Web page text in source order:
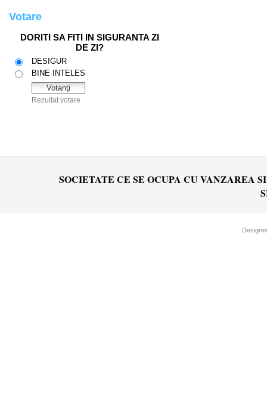
Votare
SOCIETATE CE SE OCUPA CU VANZAREA SI